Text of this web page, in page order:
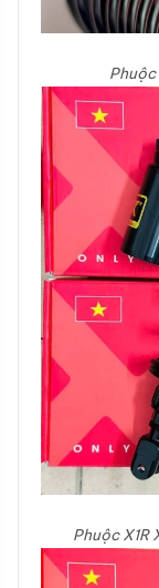
Phuộc